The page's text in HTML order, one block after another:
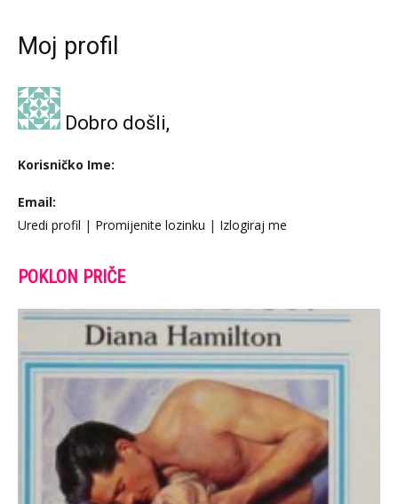
Moj profil
Dobro došli,
Korisničko Ime:
Email:
Uredi profil | Promijenite lozinku | Izlogiraj me
POKLON PRIČE